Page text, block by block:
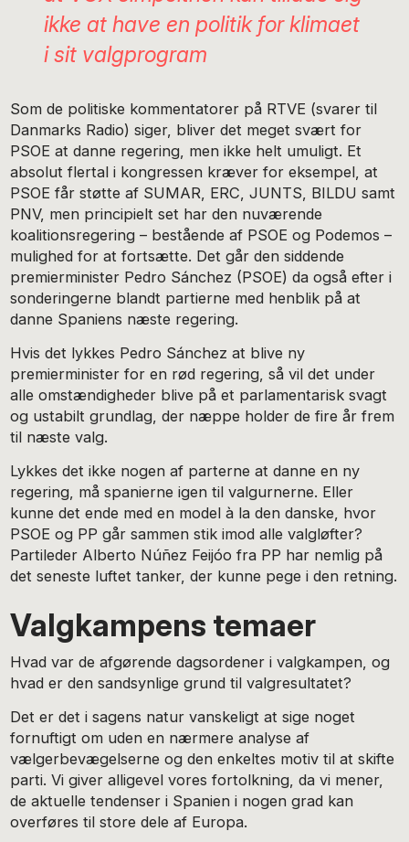
ikke at have en politik for klimaet
i sit valgprogram
Som de politiske kommentatorer på RTVE (svarer til
Danmarks Radio) siger, bliver det meget svært for
PSOE at danne regering, men ikke helt umuligt. Et
absolut flertal i kongressen kræver for eksempel, at
PSOE får støtte af SUMAR, ERC, JUNTS, BILDU samt
PNV, men principielt set har den nuværende
koalitionsregering – bestående af PSOE og Podemos –
mulighed for at fortsætte. Det går den siddende
premierminister Pedro Sánchez (PSOE) da også efter i
sonderingerne blandt partierne med henblik på at
danne Spaniens næste regering.
Hvis det lykkes Pedro Sánchez at blive ny
premierminister for en rød regering, så vil det under
alle omstændigheder blive på et parlamentarisk svagt
og ustabilt grundlag, der næppe holder de fire år frem
til næste valg.
Lykkes det ikke nogen af parterne at danne en ny
regering, må spanierne igen til valgurnerne. Eller
kunne det ende med en model à la den danske, hvor
PSOE og PP går sammen stik imod alle valgløfter?
Partileder Alberto Núñez Feijóo fra PP har nemlig på
det seneste luftet tanker, der kunne pege i den retning.
Valgkampens temaer
Hvad var de afgørende dagsordener i valgkampen, og
hvad er den sandsynlige grund til valgresultatet?
Det er det i sagens natur vanskeligt at sige noget
fornuftigt om uden en nærmere analyse af
vælgerbevægelserne og den enkeltes motiv til at skifte
parti. Vi giver alligevel vores fortolkning, da vi mener,
de aktuelle tendenser i Spanien i nogen grad kan
overføres til store dele af Europa.